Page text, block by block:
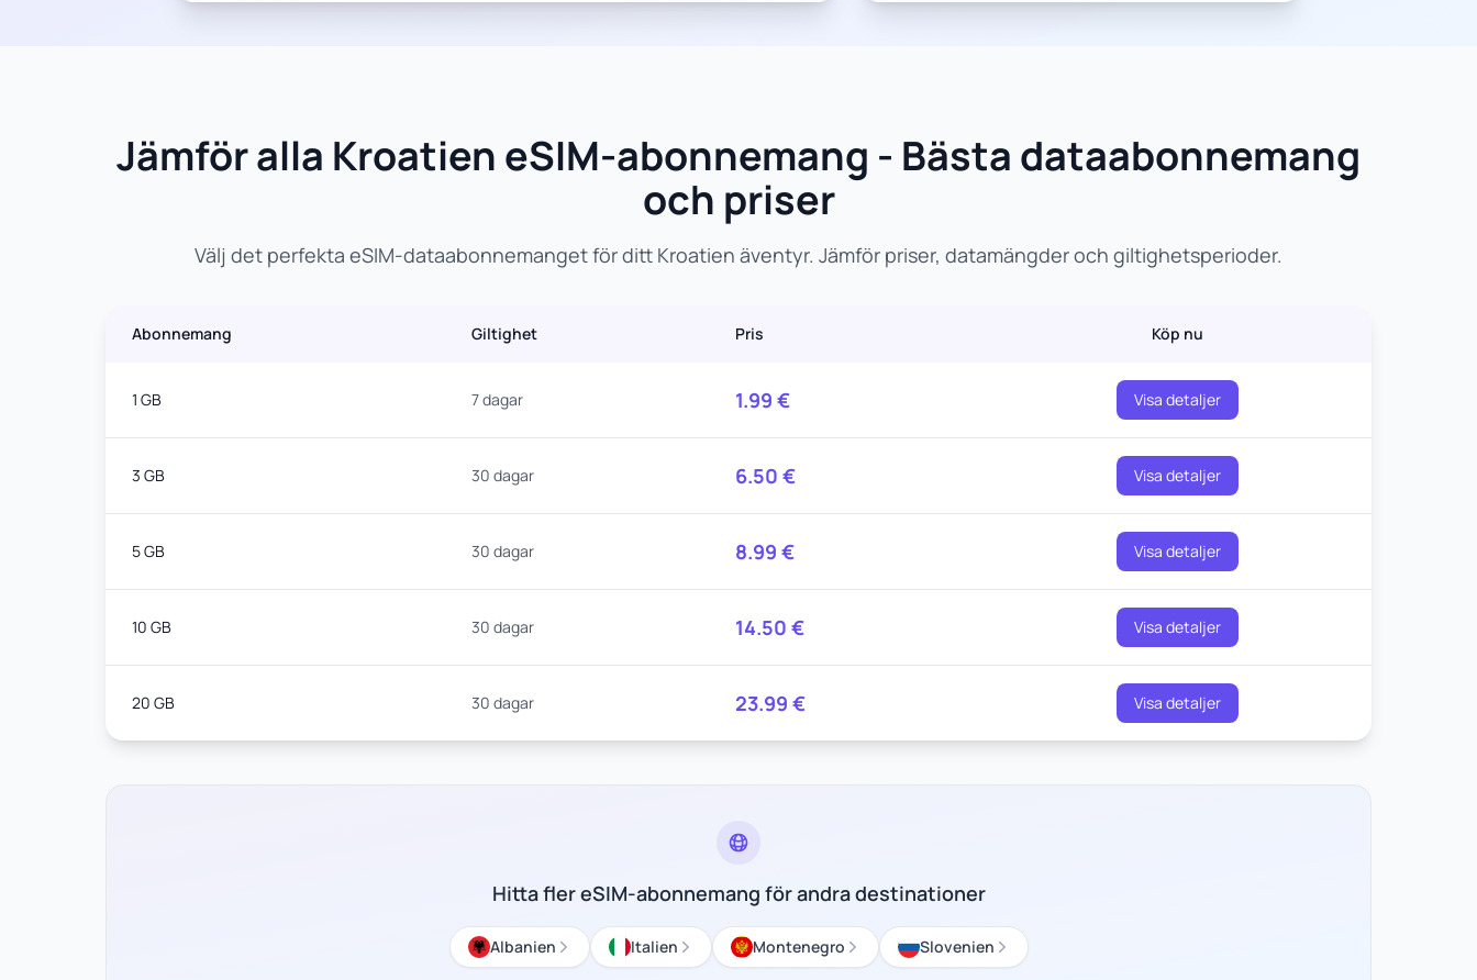
Jämför alla Kroatien eSIM-abonnemang - Bästa dataabonnemang
och priser
Välj det perfekta eSIM-dataabonnemanget för ditt Kroatien äventyr. Jämför priser, datamängder och giltighetsperioder.
Abonnemang Giltighet Pris Köp nu
1 GB 7 dagar 1.99 € Visa detaljer
3 GB 30 dagar 6.50 € Visa detaljer
5 GB 30 dagar 8.99 € Visa detaljer
10 GB 30 dagar 14.50 € Visa detaljer
20 GB 30 dagar 23.99 € Visa detaljer
Hitta fler eSIM-abonnemang för andra destinationer
Albanien Italien Montenegro Slovenien